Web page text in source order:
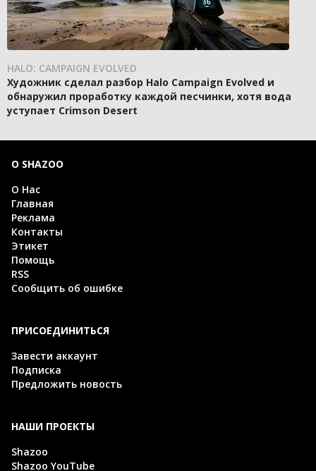
HALO: CAMPAIGN EVOLVED
Художник сделал разбор Halo Campaign Evolved и
обнаружил проработку каждой песчинки, хотя вода
уступает Crimson Desert
О SHAZOO
О Нас
Главная
Реклама
Контакты
Этикет
Помощь
RSS
Сообщить об ошибке
ПРИСОЕДИНИТЬСЯ
Завести аккаунт
Подписка
Предложить новость
НАШИ ПРОЕКТЫ
Shazoo
Shazoo YouTube